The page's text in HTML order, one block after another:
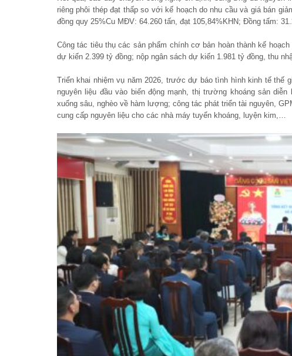
riêng phôi thép đạt thấp so với kế hoạch do nhu cầu và giá bán
đồng quy 25%Cu MĐV: 64.260 tấn, đạt 105,84%KHN; Đồng tấm:
Công tác tiêu thụ các sản phẩm chính cơ bản hoàn thành kế
dự kiến 2.399 tỷ đồng; nộp ngân sách dự kiến 1.981 tỷ đồng, thu
Triển khai nhiệm vụ năm 2026, trước dự báo tình hình kinh tế
nguyên liệu đầu vào biến động mạnh, thị trường khoáng sản
xuống sâu, nghèo về hàm lượng; công tác phát triển tài nguyên,
cung cấp nguyên liệu cho các nhà máy tuyển khoáng, luyện kim,…